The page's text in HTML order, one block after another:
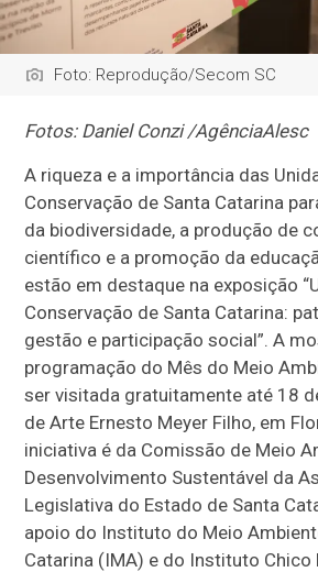
Foto: Reprodução/Secom SC
Fotos: Daniel Conzi /AgênciaAlesc
A riqueza e a importância das
Conservação de Santa Catarina
da biodiversidade, a produção de
científico e a promoção da
estão em destaque na exposição
Conservação de Santa Catarina:
gestão e participação social”. A
programação do Mês do Meio
ser visitada gratuitamente até 18
de Arte Ernesto Meyer Filho, em
iniciativa é da Comissão de Meio
Desenvolvimento Sustentável da
Legislativa do Estado de Santa
apoio do Instituto do Meio
Catarina (IMA) e do Instituto Chico